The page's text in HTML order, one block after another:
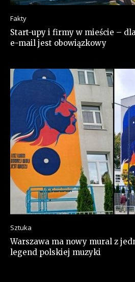
Fakty
Start-upy i firmy w mieście –
e-mail jest obowiązkowy
Sztuka
Warszawa ma nowy mural z
legend polskiej muzyki